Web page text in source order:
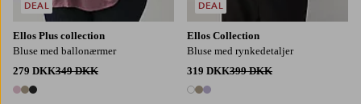
Ellos Plus collection
Bluse med ballonærmer
279 DKK349 DKK
3 farver
DEAL
Ellos Collection
Bluse med rynkedetaljer
319 DKK399 DKK
3 farver
DEAL